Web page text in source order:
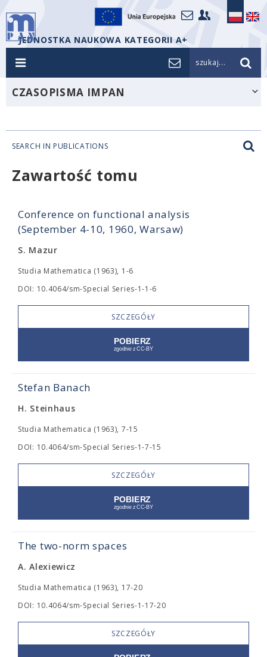
JEDNOSTKA NAUKOWA KATEGORII A+
szukaj...
CZASOPISMA IMPAN
SEARCH IN PUBLICATIONS
Zawartość tomu
Conference on functional analysis
(September 4-10, 1960, Warsaw)
S. Mazur
Studia Mathematica (1963), 1-6
DOI: 10.4064/sm-Special Series-1-1-6
SZCZEGÓŁY
Stefan Banach
H. Steinhaus
Studia Mathematica (1963), 7-15
DOI: 10.4064/sm-Special Series-1-7-15
SZCZEGÓŁY
The two-norm spaces
A. Alexiewicz
Studia Mathematica (1963), 17-20
DOI: 10.4064/sm-Special Series-1-17-20
SZCZEGÓŁY